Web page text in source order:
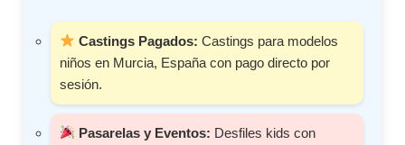
Castings Pagados: Castings para modelos
niños en Murcia, España con pago directo por
sesión.
Pasarelas y Eventos: Desfiles kids con